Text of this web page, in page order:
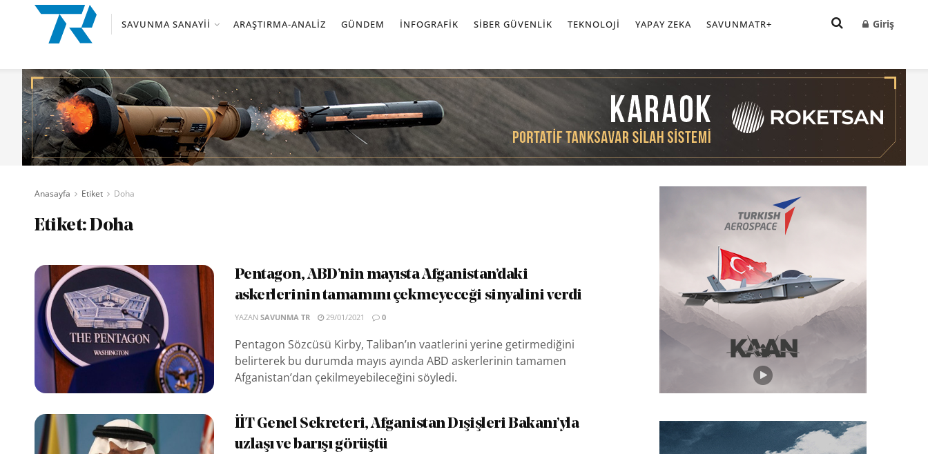
SAVUNMA SANAYII ARAŞTIRMA-ANALIZ GÜNDEM İNFOGRAFIK SIBER GÜVENLIK TEKNOLOJI YAPAY ZEKA SAVUNMATR+ Giriş
Anasayfa Etiket Doha
Etiket:Doha
Pentagon, ABD’nin mayısta Afganistan’daki
askerlerinin tamamını çekmeyeceği sinyalini verdi
YAZAN SAVUNMA TR 29/01/2021 0
Pentagon Sözcüsü Kirby, Taliban’ın vaatlerini yerine getirmediğini
belirterek bu durumda mayıs ayında ABD askerlerinin tamamen
Afganistan’dan çekilmeyebileceğini söyledi.
İİT Genel Sekreteri, Afganistan Dışişleri Bakanı’yla
uzlaşı ve barışı görüştü